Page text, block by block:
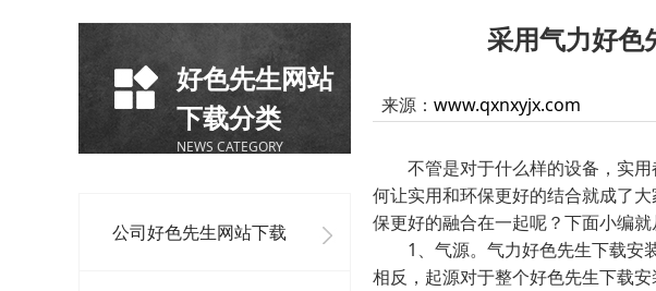
好色先生网站
下载分类
NEWS CATEGORY
公司好色先生网站下载
采用气力好色
来源： www.qxnxyjx.com
不管是对于什么样的设备，实用
何让实用和环保更好的结合就成了
保更好的融合在一起呢？下面小编就
1、气源。气力好色先生下载安装
相反，起源对于整个好色先生下载